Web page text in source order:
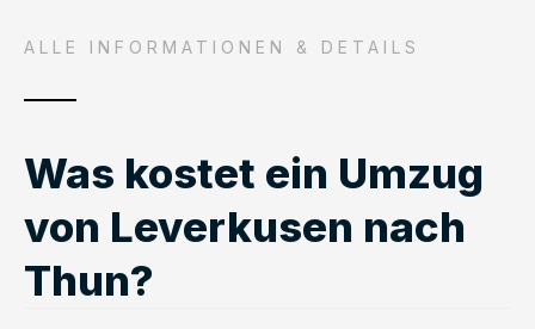
ALLE INFORMATIONEN & DETAILS
Was kostet ein Umzug
von Leverkusen nach
Thun?